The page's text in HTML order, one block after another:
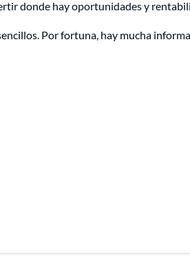
donde hay oportunidades y
Por fortuna, hay mucha